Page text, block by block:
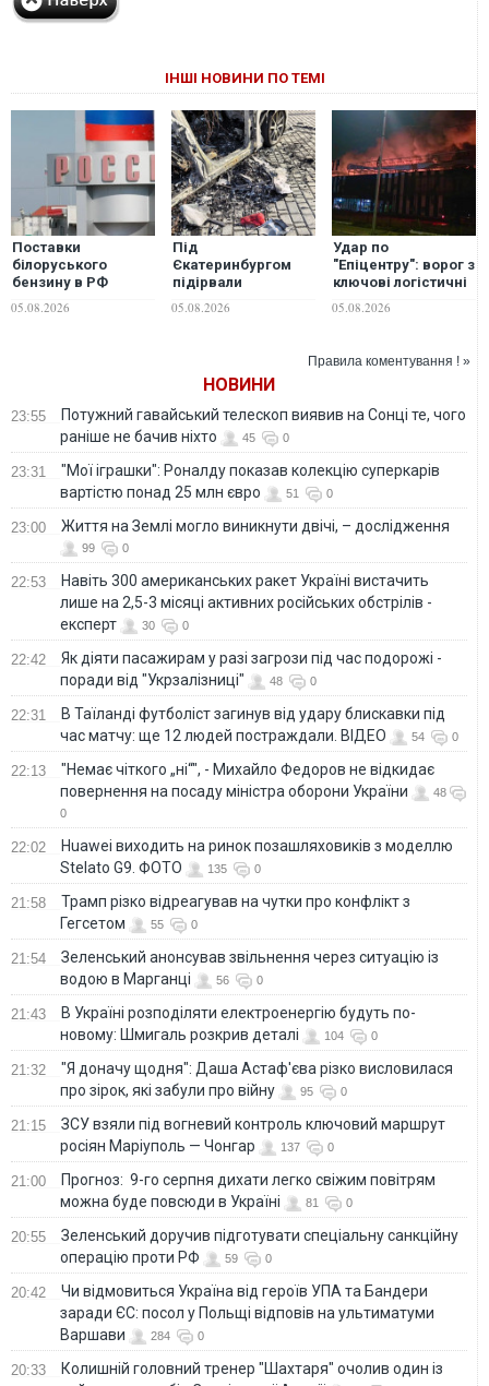
ІНШІ НОВИНИ ПО ТЕМІ
Поставки
білоруського
бензину в РФ
зросли у 25 разів на
тлі зупинки
05.08.2026
Під
Єкатеринбургом
підірвали
директора заводу
БПЛА та автора
каналу "Схиблені на
05.08.2026
Удар по
"Епіцентру": ворог
ключові логістичні
центри та завод з
виробництв
05.08.2026
Правила коментування ! »
НОВИНИ
23:55
Потужний гавайський телескоп виявив на Сонці те, чого
раніше не бачив ніхто
45 0
23:31
"Мої іграшки": Роналду показав колекцію суперкарів
вартістю понад 25 млн євро
51 0
23:00 Життя на Землі могло виникнути двічі, – дослідження
99 0
22:53
Навіть 300 американських ракет Україні вистачить
лише на 2,5-3 місяці активних російських обстрілів -
експерт
30 0
22:42
Як діяти пасажирам у разі загрози під час подорожі -
поради від "Укрзалізниці"
48 0
22:31
В Таїланді футболіст загинув від удару блискавки під
час матчу: ще 12 людей постраждали. ВІДЕО
54 0
22:13
"Немає чіткого „ні“", - Михайло Федоров не відкидає
повернення на посаду міністра оборони України
48
0
22:02
Huawei виходить на ринок позашляховиків з моделлю
Stelato G9. ФОТО
135 0
21:58
Трамп різко відреагував на чутки про конфлікт з
Гегсетом
55 0
21:54
Зеленський анонсував звільнення через ситуацію із
водою в Марганці
56 0
21:43
В Україні розподіляти електроенергію будуть по-
новому: Шмигаль розкрив деталі
104 0
21:32
"Я доначу щодня": Даша Астаф'єва різко висловилася
про зірок, які забули про війну
95 0
21:15
ЗСУ взяли під вогневий контроль ключовий маршрут
росіян Маріуполь — Чонгар
137 0
21:00
Прогноз: 9-го серпня дихати легко свіжим повітрям
можна буде повсюди в Україні
81 0
20:55
Зеленський доручив підготувати спеціальну санкційну
операцію проти РФ
59 0
20:42
Чи відмовиться Україна від героїв УПА та Бандери
заради ЄС: посол у Польщі відповів на ультиматуми
Варшави
284 0
20:33
Колишній головний тренер "Шахтаря" очолив один із